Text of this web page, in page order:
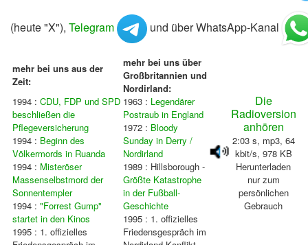
(heute "X"), Telegram und über WhatsApp-Kanal
mehr bei uns aus der
Zeit:
mehr bei uns über
Großbritannien und
Nordirland:
1994 : CDU, FDP und SPD
beschließen die
Pflegeversicherung
1994 : Beginn des
Völkermords in Ruanda
1994 : Misteröser
Massenselbstmord der
Sonnentempler
1994 : "Forrest Gump"
startet in den Kinos
1995 : 1. offizielles
1963 : Legendärer
Postraub in England
1972 : Bloody
Sunday in Derry /
Nordirland
1989 : Hillsborough -
Größte Katastrophe
in der Fußball-
Geschichte
1995 : 1. offizielles
Friedensgespräch im
Die
Radioversion
anhören
2:03 s, mp3, 64
kbit/s, 978 KB
Herunterladen
nur zum
persönlichen
Gebrauch